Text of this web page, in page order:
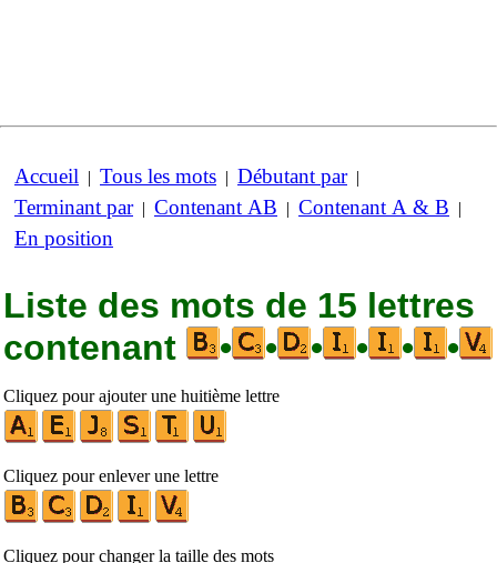
Accueil | Tous les mots | Débutant par|
Terminant par| Contenant AB | Contenant A & B |
En position
Liste des mots de 15 lettres
contenant
• • • • • •
Cliquez pour ajouter une huitième lettre
Cliquez pour enlever une lettre
Cliquez pour changer la taille des mots